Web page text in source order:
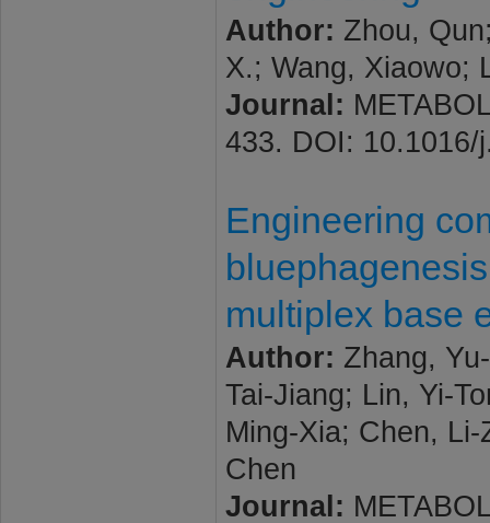
Author: Zhou,
X.; Wang, Xiaowo;
Journal:
433. DOI: 10.1016/
Engineering
multiplex base
Author: Zhang,
Tai-Jiang; Lin, Yi-
Ming-Xia; Chen,
Chen
Journal: